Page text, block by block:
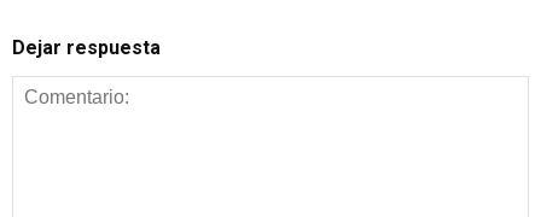
Dejar respuesta